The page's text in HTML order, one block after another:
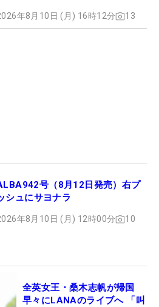
年8月10日 (月) 16時12分 13
号（8月12日発売）右プ
シュにサヨナラ
年8月10日 (月) 12時00分 10
全英女王・桑木志帆が帰国
早々にLANAのライブへ 「叫